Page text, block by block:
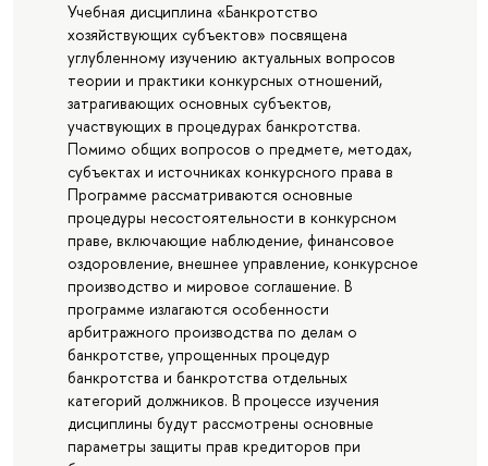
Учебная дисциплина «Банкротство
хозяйствующих субъектов» посвящена
углубленному изучению актуальных вопросов
теории и практики конкурсных отношений,
затрагивающих основных субъектов,
участвующих в процедурах банкротства.
Помимо общих вопросов о предмете, методах,
субъектах и источниках конкурсного права в
Программе рассматриваются основные
процедуры несостоятельности в конкурсном
праве, включающие наблюдение, финансовое
оздоровление, внешнее управление, конкурсное
производство и мировое соглашение. В
программе излагаются особенности
арбитражного производства по делам о
банкротстве, упрощенных процедур
банкротства и банкротства отдельных
категорий должников. В процессе изучения
дисциплины будут рассмотрены основные
параметры защиты прав кредиторов при